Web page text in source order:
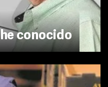
conocido